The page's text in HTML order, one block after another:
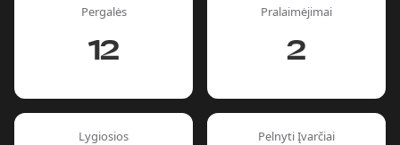
Pergalės
12
Pralaimėjimai
2
Lygiosios Pelnyti Įvarčiai